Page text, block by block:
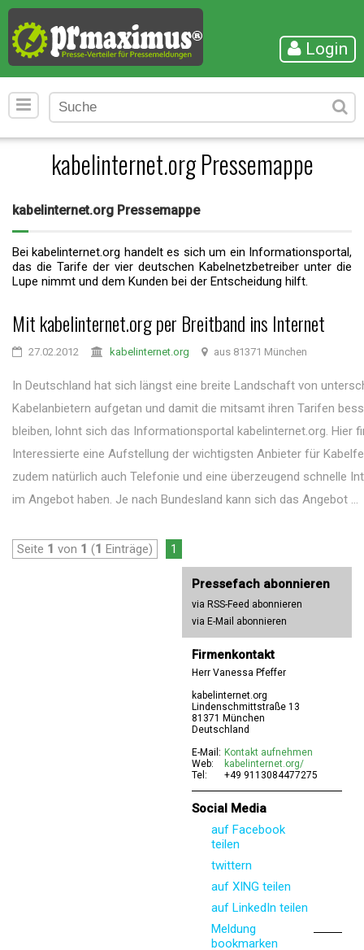
Login
kabelinternet.org Pressemappe
kabelinternet.org Pressemappe
Bei kabelinternet.org handelt es sich um ein Informationsportal,
das die Tarife der vier deutschen Kabelnetzbetreiber unter die
Lupe nimmt und dem Kunden bei der Entscheidung hilft.
Mit kabelinternet.org per Breitband ins Internet
27.02.2012 kabelinternet.org aus 81371 München
In Deutschland hat sich längst eine breite Landschaft von
Kabelanbietern aufgetan und damit die mitsamt ihren Tarifen
bleiben, lohnt sich das Informationsportal kabelinternet.org. Hier
Interessierte eine Aufstellung der wichtigsten Anbieter für
zudem natürlich auch Telefonie und eine überzeugend schnelle
im Angebot haben. Je nach Bundesland kann sich das Angebot ...
Seite 1 von 1 (1 Einträge) 1
Pressefach abonnieren
via RSS-Feed abonnieren
via E-Mail abonnieren
Firmenkontakt
Herr Vanessa Pfeffer
kabelinternet.org
Lindenschmittstraße 13
81371 München
Deutschland
E-Mail: Kontakt aufnehmen
Web:
kabelinternet.org/
Tel:
+49 9113084477275
Social Media
auf Facebook
teilen
twittern
auf XING teilen
auf LinkedIn teilen
Meldung
bookmarken